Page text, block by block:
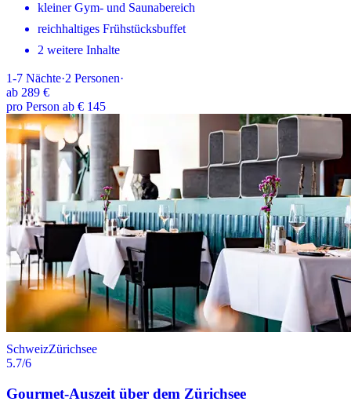
kleiner Gym- und Saunabereich
reichhaltiges Frühstücksbuffet
2 weitere Inhalte
1-7 Nächte·2 Personen·
ab 289 €
pro Person ab € 145
SchweizZürichsee
5.7/6
Gourmet-Auszeit über dem Zürichsee